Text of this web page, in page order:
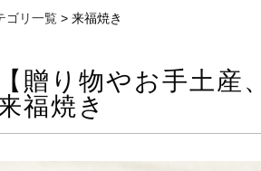
ゴリ一覧 > 来福焼き
【贈り物やお手土産
福焼き